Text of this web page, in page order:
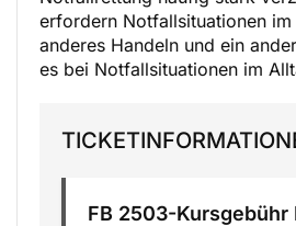
erfordern Notfallsituationen im
anderes Handeln und ein
es bei Notfallsituationen im
FB 2503-Kursgebühr